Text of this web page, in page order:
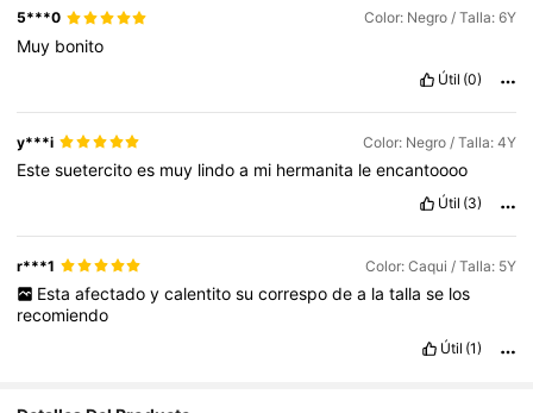
5***0 Color: Negro / Talla: 6Y
Muy bonito
Útil (0)
y***i Color: Negro / Talla: 4Y
Estesuetercitoes muy lindoa mi hermanita leencantoooo
Útil (3)
r***1 Color: Caqui / Talla: 5Y
Esta afectado y calentito su correspo de a la talla se los
recomiendo
Útil (1)